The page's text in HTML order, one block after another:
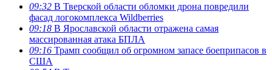
09:32 В Тверской области обломки дрона повредили
фасад логокомплекса Wildberries
09:18 В Ярославской области отражена самая
массированная атака БПЛА
09:16 Трамп сообщил об огромном запасе боеприпасов в
США